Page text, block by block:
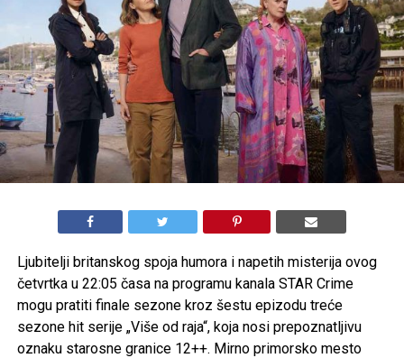
Od 6. avgusta, radnim danima u 23:50 na kanalu Star Channel